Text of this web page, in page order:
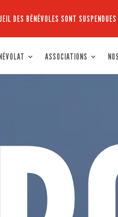
DES BÉNÉVOLES SONT
ASSOCIATIONS